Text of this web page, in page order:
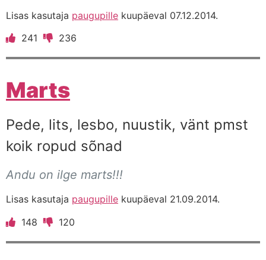
Lisas kasutaja paugupille kuupäeval 07.12.2014.
241
236
Marts
Pede, lits, lesbo, nuustik, vänt pmst
koik ropud sõnad
Andu on ilge marts!!!
Lisas kasutaja paugupille kuupäeval 21.09.2014.
148
120